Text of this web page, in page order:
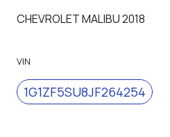
CHEVROLET MALIBU 2018
VIN
1G1ZF5SU8JF264254